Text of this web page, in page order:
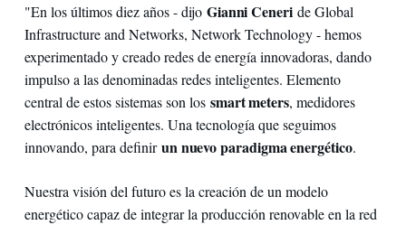
"En los últimos diez años - dijo Gianni Ceneride Global
Infrastructure and Networks, Network Technology - hemos
experimentado y creado redes de energía innovadoras, dando
impulso a las denominadas redes inteligentes. Elemento
central de estos sistemas son los smart meters, medidores
electrónicos inteligentes. Una tecnología que seguimos
innovando, para definirun nuevo paradigma energético.
Nuestra visión del futuro es la creación de un modelo
energético capaz de integrar la producción renovable en la red